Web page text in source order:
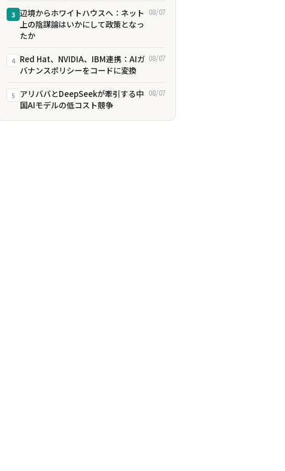
3 辺境からホワイトハウスへ：ネット
上の陰謀論はいかにして政策となっ
たか
08/07
4 Red Hat、NVIDIA、IBM連携：AIガ
バナンスポリシーをコードに変換
08/07
5 アリババとDeepSeekが牽引する中
国AIモデルの低コスト競争
08/07